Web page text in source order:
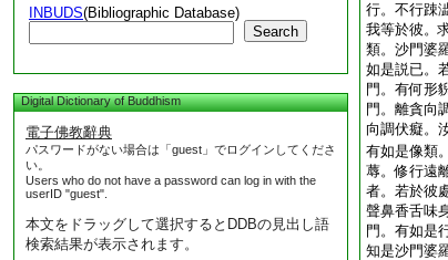
INBUDS(Bibliographic Database)
Search
Digital Dictionary of Buddhism
電子佛教辭典
パスワードがない場合は「guest」でログインしてくださ
い。
Users who do not have a password can log in with the
userID "guest".
本文をドラッグして選択するとDDBの見出し語
検索結果が表示されます。
行。不行踈
我等於彼。
類。沙門婆
如是説已。
門。有何形
門。離貪向
向調伏癡。
有如是像類。
蓐。修行遠
者。若於彼
聲鼻香舌味
門。有如是
知是沙門婆